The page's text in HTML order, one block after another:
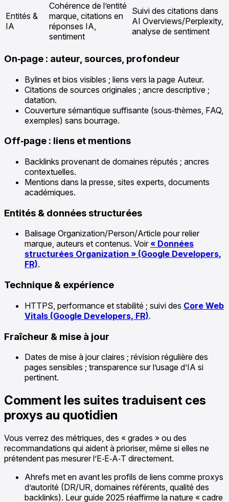
Entités &
IA
Cohérence de l’entité
marque, citations en
réponses IA,
sentiment
Suivi des citations dans
AI Overviews/Perplexity,
analyse de sentiment
On‑page : auteur, sources, profondeur
Bylines et bios visibles ; liens vers la page Auteur.
Citations de sources originales ; ancre descriptive ;
datation.
Couverture sémantique suffisante (sous‑thèmes, FAQ,
exemples) sans bourrage.
Off‑page : liens et mentions
Backlinks provenant de domaines réputés ; ancres
contextuelles.
Mentions dans la presse, sites experts, documents
académiques.
Entités & données structurées
Balisage Organization/Person/Article pour relier
marque, auteurs et contenus. Voir« Données
structurées Organization » (Google Developers,
FR).
Technique & expérience
HTTPS, performance et stabilité ; suivi des Core Web
Vitals (Google Developers, FR).
Fraîcheur & mise à jour
Dates de mise à jour claires ; révision régulière des
pages sensibles ; transparence sur l’usage d’IA si
pertinent.
Comment les suites traduisent ces
proxys au quotidien
Vous verrez des métriques, des « grades » ou des
recommandations qui aident à prioriser, même si elles ne
prétendent pas mesurer l’E‑E‑A‑T directement.
Ahrefs met en avant les profils de liens comme proxys
d’autorité (DR/UR, domaines référents, qualité des
backlinks). Leur guide 2025 réaffirme la nature « cadre